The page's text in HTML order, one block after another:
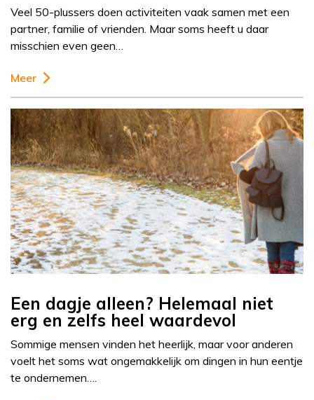
Veel 50-plussers doen activiteiten vaak samen met een
partner, familie of vrienden. Maar soms heeft u daar
misschien even geen…
Meer
Een dagje alleen? Helemaal niet
erg en zelfs heel waardevol
Sommige mensen vinden het heerlijk, maar voor anderen
voelt het soms wat ongemakkelijk om dingen in hun eentje
te ondernemen….